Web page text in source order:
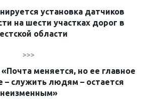
установка датчиков
на шести участках дорог в
области
>>>
меняется, но ее главное
– служить людям – остается
неизменным»